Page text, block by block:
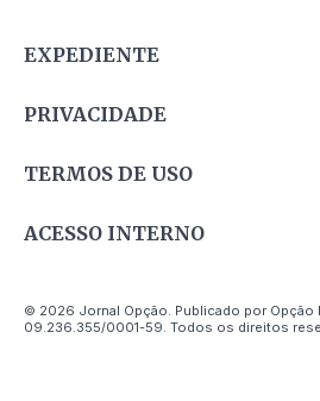
EXPEDIENTE
PRIVACIDADE
TERMOS DE USO
ACESSO INTERNO
© 2026 Jornal Opção. Publicado por Opção
09.236.355/0001-59. Todos os direitos